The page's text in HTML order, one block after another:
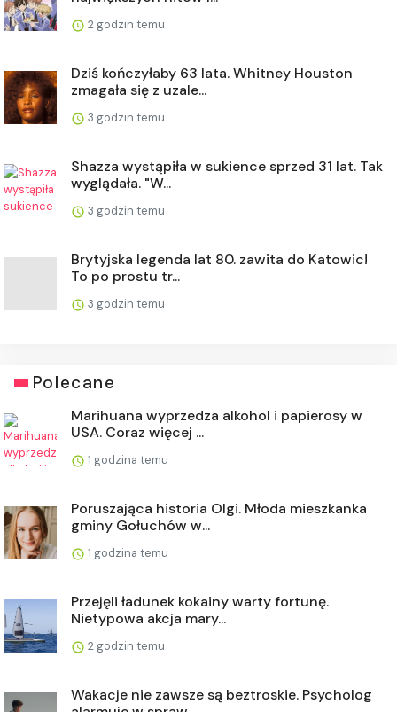
2 godzin temu
Dziś kończyłaby 63 lata. Whitney Houston
zmagała się z uzale...
3 godzin temu
Shazza wystąpiła w sukience sprzed 31 lat. Tak
wyglądała. "W...
3 godzin temu
Brytyjska legenda lat 80. zawita do Katowic!
To po prostu tr...
3 godzin temu
Polecane
Marihuana wyprzedza alkohol i papierosy w
USA. Coraz więcej ...
1 godzina temu
Poruszająca historia Olgi. Młoda mieszkanka
gminy Gołuchów w...
1 godzina temu
Przejęli ładunek kokainy warty fortunę.
Nietypowa akcja mary...
2 godzin temu
Wakacje nie zawsze są beztroskie. Psycholog